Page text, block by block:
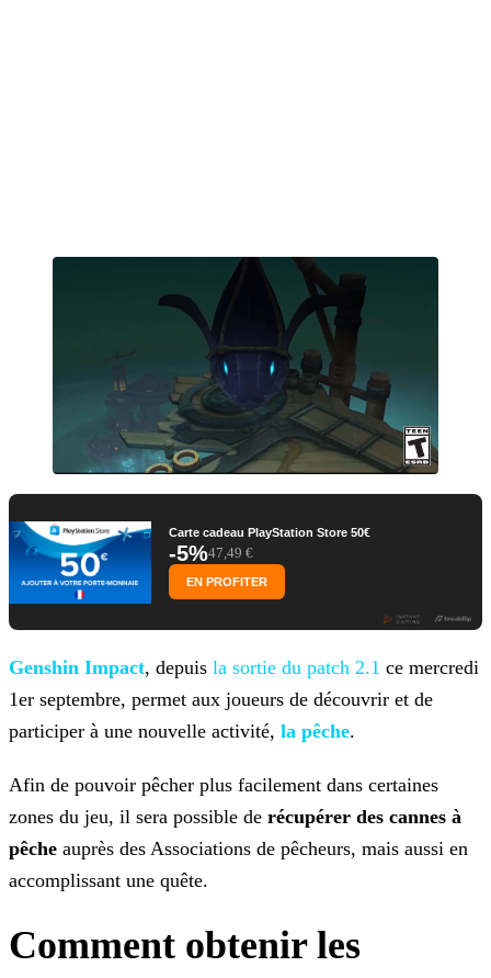
Carte cadeau PlayStation Store 50€
-5%47,49 €
EN PROFITER
Genshin Impact, depuis la sortie du patch 2.1 ce mercredi
1er septembre, permet aux joueurs de découvrir et de
participer à une nouvelle activité, la pêche.
Afin de pouvoir pêcher plus facilement dans certaines
zones du jeu, il sera possible de récupérer des cannes à
pêche auprès des Associations de pêcheurs, mais aussi en
accomplissant une quête.
Comment obtenir les